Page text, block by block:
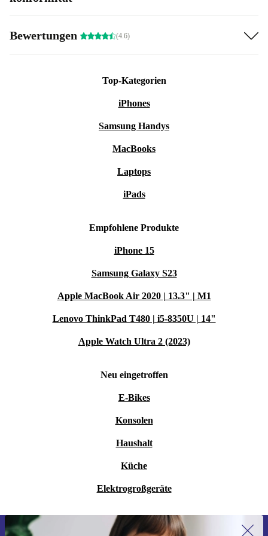
Bewertungen (4.6)
Top-Kategorien
iPhones
Samsung Handys
MacBooks
Laptops
iPads
Empfohlene Produkte
iPhone 15
Samsung Galaxy S23
Apple MacBook Air 2020 | 13.3" | M1
Lenovo ThinkPad T480 | i5-8350U | 14"
Apple Watch Ultra 2 (2023)
Neu eingetroffen
E-Bikes
Konsolen
Haushalt
Küche
Elektrogroßgeräte